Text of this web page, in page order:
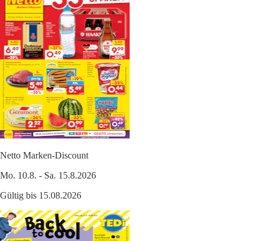
Netto Marken-Discount
Mo. 10.8. - Sa. 15.8.2026
Gültig bis 15.08.2026